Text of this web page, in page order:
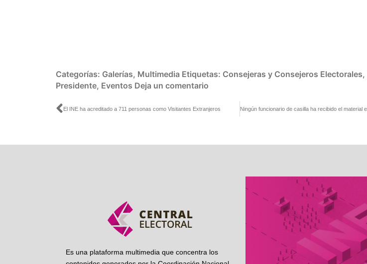
Categorías: Galerías, Multimedia Etiquetas: Consejeras y Consejeros Electorales,
Presidente, Eventos Deja un comentario
Ant
El INE ha acreditado a 711 personas como Visitantes Extranjeros
Es una plataforma multimedia que concentra los